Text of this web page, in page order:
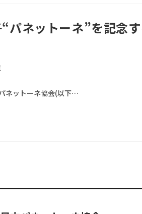
パネットーネ”を記念
ネットーネ協会(以下…